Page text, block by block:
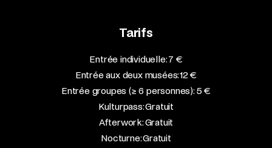
Tarifs
Entrée individuelle: 7 €
Entrée aux deux musées: 12 €
Entrée groupes (≥ 6 personnes): 5 €
Kulturpass: Gratuit
Afterwork: Gratuit
Nocturne: Gratuit